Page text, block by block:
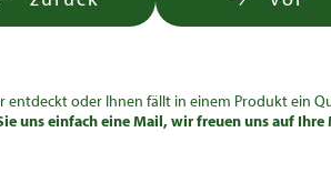
entdeckt oder Ihnen fällt in einem Produkt ein
uns einfach eine Mail, wir freuen uns auf